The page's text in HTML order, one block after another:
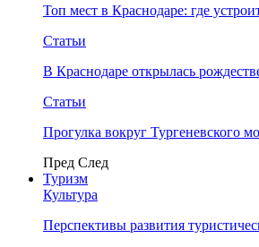
Топ мест в Краснодаре: где
Статьи
В Краснодаре открылась
Статьи
Прогулка вокруг Тургеневского
Пред След
Туризм
Культура
Перспективы развития